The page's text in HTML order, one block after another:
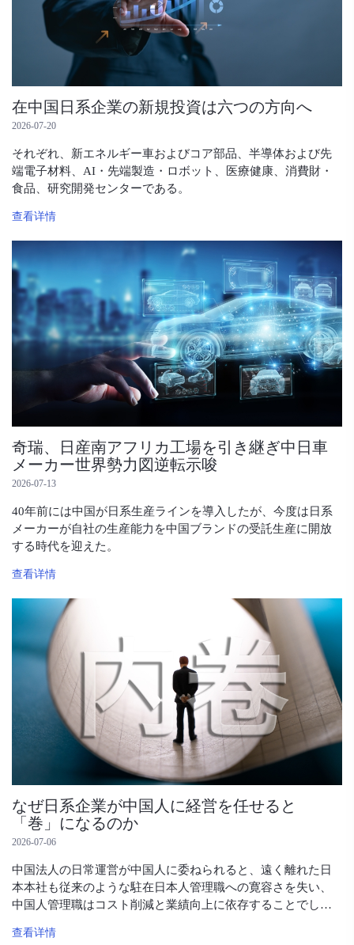
在中国日系企業の新規投資は六つの方向へ
2026-07-20
それぞれ、新エネルギー車およびコア部品、半導体および先
端電子材料、AI・先端製造・ロボット、医療健康、消費財・
食品、研究開発センターである。
查看详情
奇瑞、日産南アフリカ工場を引き継ぎ中日車
メーカー世界勢力図逆転示唆
2026-07-13
40年前には中国が日系生産ラインを導入したが、今度は日系
メーカーが自社の生産能力を中国ブランドの受託生産に開放
する時代を迎えた。
查看详情
なぜ日系企業が中国人に経営を任せると
「巻」になるのか
2026-07-06
中国法人の日常運営が中国人に委ねられると、遠く離れた日
本本社も従来のような駐在日本人管理職への寛容さを失い、
中国人管理職はコスト削減と業績向上に依存することでし
查看详情